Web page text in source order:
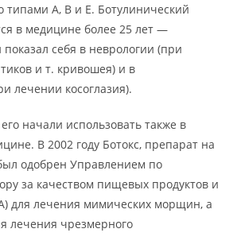
типами A, B и E. Ботулинический
в медицине более 25 лет —
себя в неврологии (при
и т. кривошея) и в
лечении косоглазия).
начали использовать также в
В 2002 году Ботокс, препарат на
одобрен Управлением по
за качеством пищевых продуктов и
для лечения мимических морщин, а
лечения чрезмерного